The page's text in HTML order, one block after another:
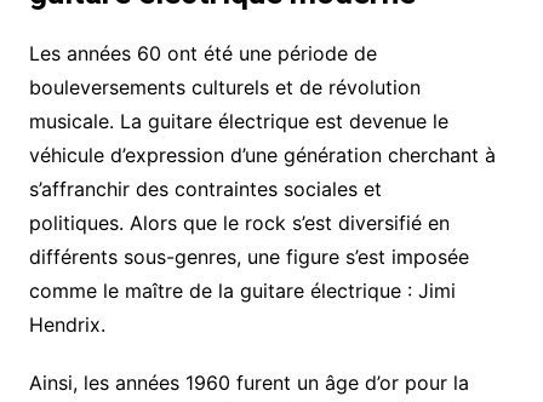
Les années 60 ont été une période de
bouleversements culturels et de révolution
musicale. La guitare électrique est devenue le
véhicule d’expression d’une génération cherchant à
s’affranchir des contraintes sociales et
politiques. Alors que le rock s’est diversifié en
différents sous-genres, une figure s’est imposée
comme le maître de la guitare électrique : Jimi
Hendrix.
Ainsi, les années 1960 furent un âge d’or pour la